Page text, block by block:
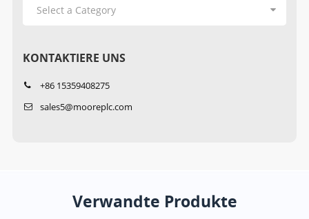
KONTAKTIERE UNS
+86 15359408275
sales5@mooreplc.com
Verwandte Produkte